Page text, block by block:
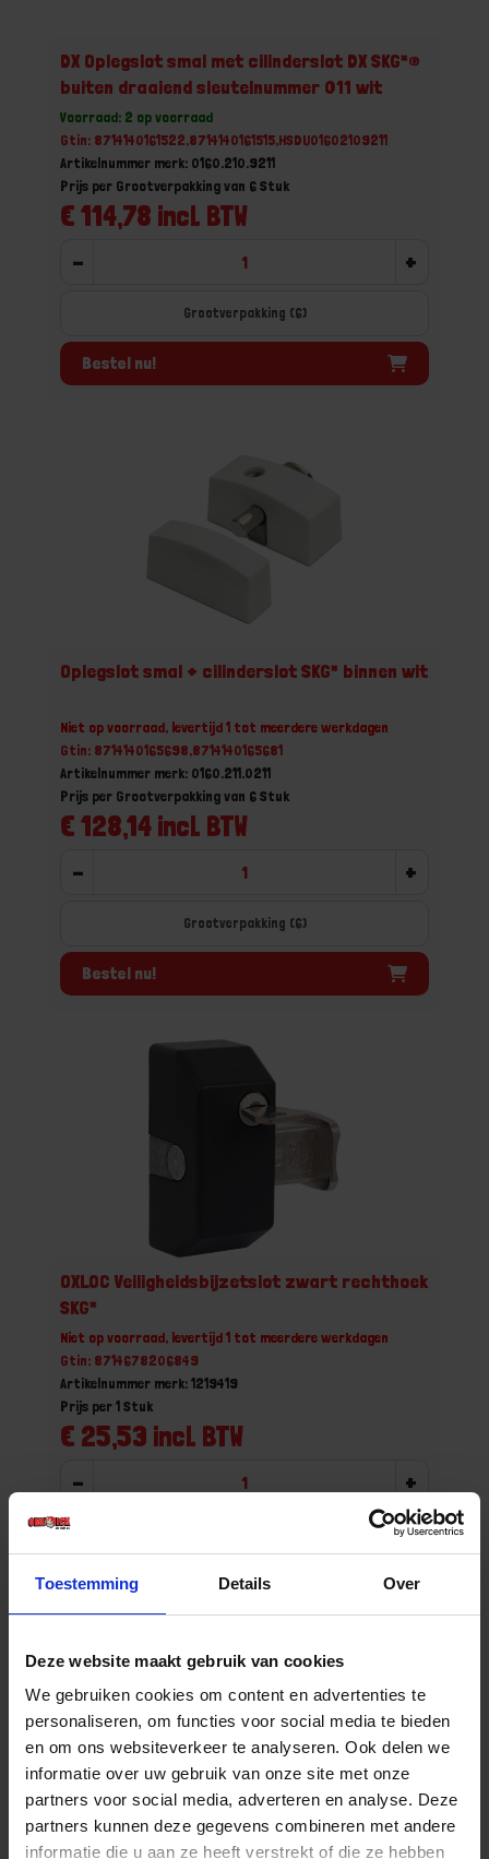
Toestemming Details Over
Deze website maakt gebruik van cookies
We gebruiken cookies om content en advertenties te
personaliseren, om functies voor social media te bieden
en om ons websiteverkeer te analyseren. Ook delen we
informatie over uw gebruik van onze site met onze
partners voor social media, adverteren en analyse. Deze
partners kunnen deze gegevens combineren met andere
informatie die u aan ze heeft verstrekt of die ze hebben
DX Oplegslot smal met cilinderslot DX SKG*®
buiten draaiend sleutelnummer 011 wit
Voorraad: 2 op voorraad
Gtin: 8714140161522,8714140161515,HSDU01602109211
Artikelnummer merk: 0160.210.9211
€ 114,78 incl. BTW
Prijs per Grootverpakking van 6 Stuk
- +
Grootverpakking (6)
Bestel nu!
Oplegslot smal + cilinderslot SKG* binnen wit
Niet op voorraad, levertijd 1 tot meerdere werkdagen
Gtin: 8714140165698,8714140165681
Artikelnummer merk: 0160.211.0211
€ 128,14 incl. BTW
Prijs per Grootverpakking van 6 Stuk
- +
Grootverpakking (6)
Bestel nu!
OXLOC Veiligheidsbijzetslot zwart rechthoek
SKG*
Niet op voorraad, levertijd 1 tot meerdere werkdagen
Gtin: 8714678206849
Artikelnummer merk: 1219419
€ 25,53 incl. BTW
Prijs per 1 Stuk
- +
Bestel nu!